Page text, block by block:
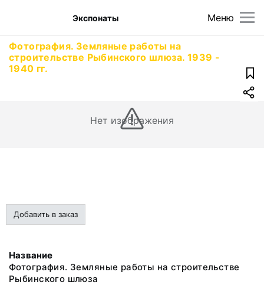
Меню
Экспонаты
Фотография. Земляные работы на
строительстве Рыбинского шлюза. 1939 -
1940 гг.
Нет изображения
Добавить в заказ
Название
Фотография. Земляные работы на строительстве
Рыбинского шлюза